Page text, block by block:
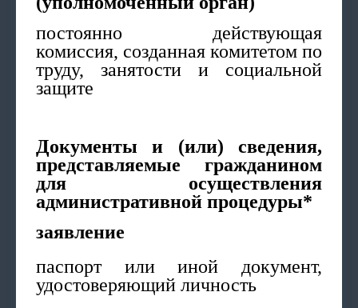
постоянно действующая
комиссия, созданная комитетом по
труду, занятости и социальной
защите
Документы и (или) сведения,
представляемые гражданином
для осуществления
административной процедуры*
заявление
паспорт или иной документ,
удостоверяющий личность